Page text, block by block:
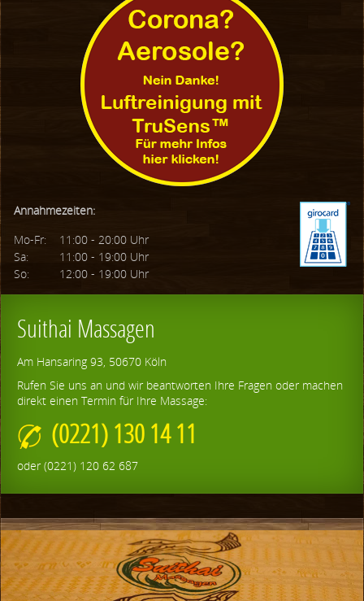
Annahmezeiten:
Mo-Fr:
11:00 - 20:00 Uhr
Sa:
11:00 - 19:00 Uhr
So:
12:00 - 19:00 Uhr
Suithai Massagen
Am Hansaring 93, 50670 Köln
Rufen Sie uns an und wir beantworten Ihre Fragen oder machen
direkt einen Termin für Ihre Massage:
(0221) 130 14 11
oder (0221) 120 62 687